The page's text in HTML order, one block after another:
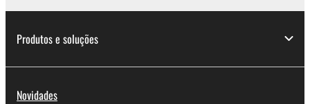
Produtos e soluções
Novidades